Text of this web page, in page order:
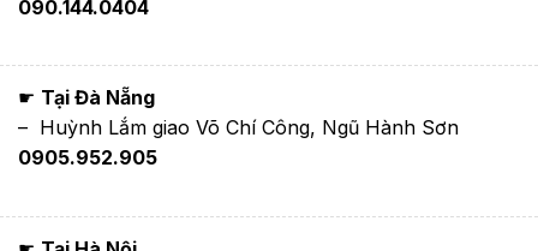
090.144.0404
☛ Tại Đà Nẵng
– Huỳnh Lắm giao Võ Chí Công, Ngũ Hành Sơn
0905.952.905